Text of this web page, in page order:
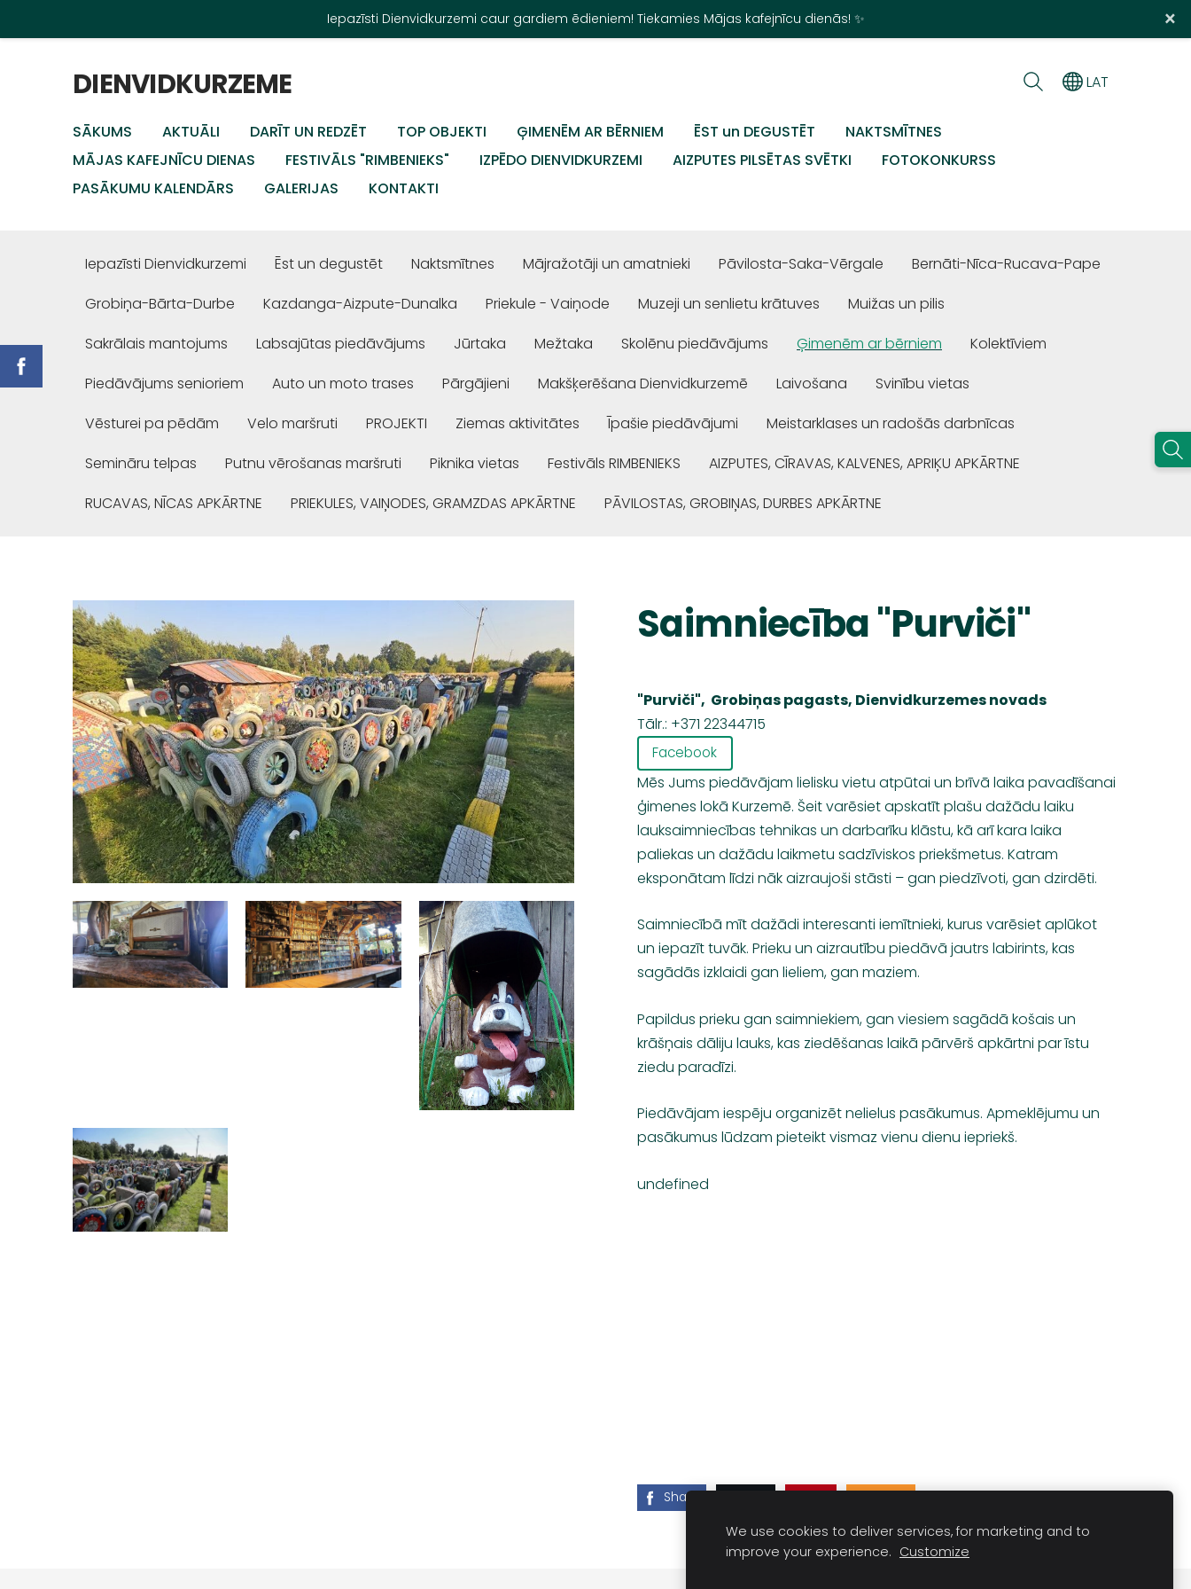
Iepazīsti Dienvidkurzemi caur gardiem ēdieniem! Tiekamies Mājas kafejnīcu dienās! ✨ ×
DIENVIDKURZEME
SĀKUMS AKTUĀLI DARĪT UN REDZĒT TOP OBJEKTI ĢIMENĒM AR BĒRNIEM ĒST un DEGUSTĒT
NAKTSMĪTNES
MĀJAS KAFEJNĪCU DIENAS
FESTIVĀLS "RIMBENIEKS" IZPĒDO DIENVIDKURZEMI AIZPUTES PILSĒTAS SVĒTKI
FOTOKONKURSS
PASĀKUMU KALENDĀRS
GALERIJAS KONTAKTI
LAT
Iepazīsti Dienvidkurzemi Ēst un degustēt Naktsmītnes Mājražotāji un amatnieki Pāvilosta-Saka-Vērgale
Bernāti-Nīca-Rucava-Pape
Grobiņa-Bārta-Durbe
Kazdanga-Aizpute-Dunalka Priekule - Vaiņode Muzeji un senlietu krātuves
Muižas un pilis
Sakrālais mantojums
Labsajūtas piedāvājums Jūrtaka Mežtaka Skolēnu piedāvājums Ģimenēm ar bērniem
Kolektīviem
Piedāvājums senioriem
Auto un moto trases Pārgājieni Makšķerēšana Dienvidkurzemē Laivošana
Svinību vietas
Vēsturei pa pēdām
Velo maršruti PROJEKTI Ziemas aktivitātes Īpašie piedāvājumi
Meistarklases un radošās darbnīcas
Semināru telpas
Putnu vērošanas maršruti Piknika vietas Festivāls RIMBENIEKS
AIZPUTES, CĪRAVAS, KALVENES, APRIĶU APKĀRTNE
RUCAVAS, NĪCAS APKĀRTNE
PRIEKULES, VAIŅODES, GRAMZDAS APKĀRTNE PĀVILOSTAS, GROBIŅAS, DURBES APKĀRTNE
Saimniecība "Purviči"
"Purviči", Grobiņas pagasts, Dienvidkurzemes novads
Tālr.: +371 22344715
Facebook
Mēs Jums piedāvājam lielisku vietu atpūtai un brīvā laika pavadīšanai
ģimenes lokā Kurzemē. Šeit varēsiet apskatīt plašu dažādu laiku
lauksaimniecības tehnikas un darbarīku klāstu, kā arī kara laika
paliekas un dažādu laikmetu sadzīviskos priekšmetus. Katram
eksponātam līdzi nāk aizraujoši stāsti – gan piedzīvoti, gan dzirdēti.
Saimniecībā mīt dažādi interesanti iemītnieki, kurus varēsiet aplūkot
un iepazīt tuvāk. Prieku un aizrautību piedāvā jautrs labirints, kas
sagādās izklaidi gan lieliem, gan maziem.
Papildus prieku gan saimniekiem, gan viesiem sagādā košais un
krāšņais dāliju lauks, kas ziedēšanas laikā pārvērš apkārtni par īstu
ziedu paradīzi.
Piedāvājam iespēju organizēt nelielus pasākumus. Apmeklējumu un
pasākumus lūdzam pieteikt vismaz vienu dienu iepriekš.
undefined
Share
We use cookies to deliver services, for marketing and to
improve your experience. Customize